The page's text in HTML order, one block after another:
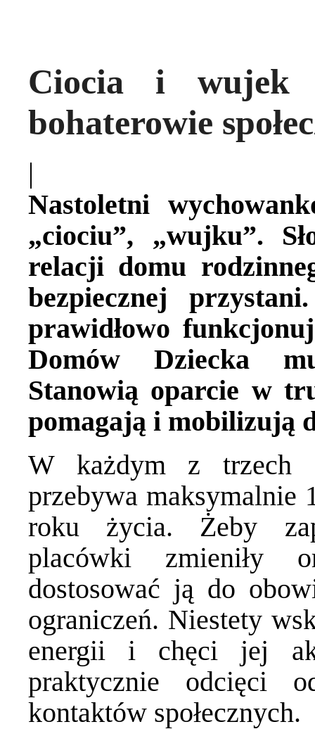
Ciocia i wujek
bohaterowie
|
Nastoletni
„ciociu”, „wujku”.
relacji domu
bezpiecznej
prawidłowo
Domów Dziecka
Stanowią oparcie w
pomagają i mobilizują
W każdym z trzech
przebywa maksymalnie
roku życia. Żeby
placówki zmieniły
dostosować ją do
ograniczeń. Niestety
energii i chęci jej
praktycznie odcięci
kontaktów społecznych.